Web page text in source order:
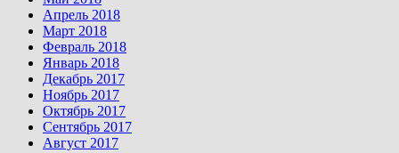
Апрель 2018
Март 2018
Февраль 2018
Январь 2018
Декабрь 2017
Ноябрь 2017
Октябрь 2017
Сентябрь 2017
Август 2017